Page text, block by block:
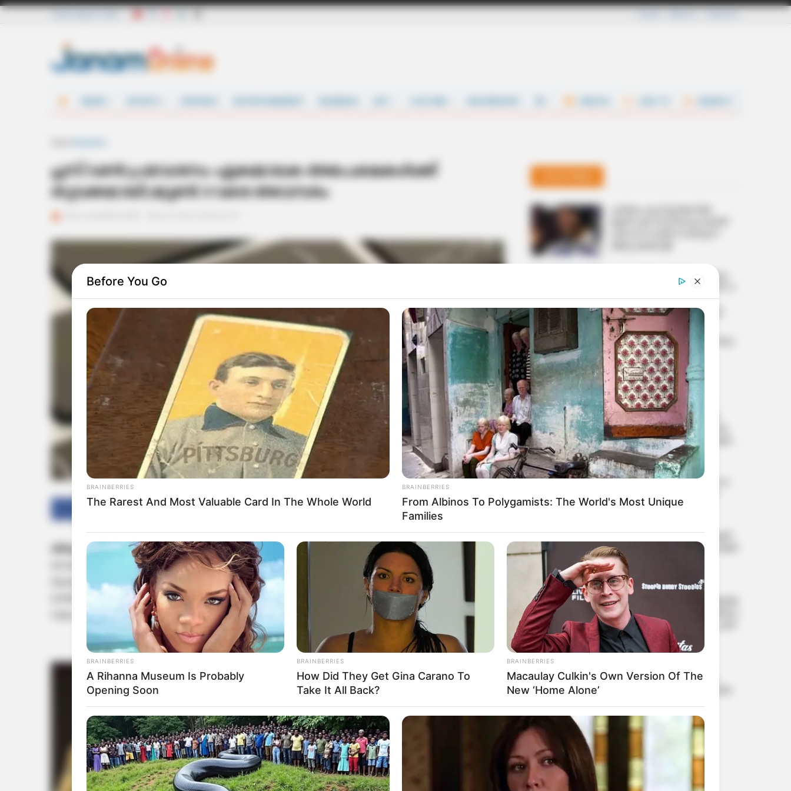
പ്ലസ് വണ്‍ പ്രവേശനം: ഏകജാലക അപേക്ഷകള്‍ക്ക്
തുടക്കമായി; ജൂണ്‍ 3 വരെ അവസരം
Facebook Twitter WhatsApp Telegram
തിരുവനന്തപുരം:കേരളത്തിലെ സര്‍ക്കാര്‍, എയ്ഡഡ് സ്‌കൂളുകളിലെ പ്ലസ് വണ്‍ (ഹയര്‍
സെക്കന്‍ഡറി) ഒന്നാം വര്‍ഷ പ്രവേശനത്തിനുള്ള അഡ്മിഷന്‍ നടപടികള്‍ക്ക് ഔദ്യോഗികമായി
തുടക്കമായി. പൊതുവിദ്യാഭ്യാസ വകുപ്പിന്റെ അഡ്മിഷന്‍ ഗേറ്റ്വേയായ ‘എച്ച്.എസ്.സി.എ.പി’ (HSCAP)
ഓണ്‍ലൈന്‍ പോര്‍ട്ടല്‍ വഴിയാണ് അപേക്ഷകള്‍ സ്വീകരിക്കുന്നത്. യോഗ്യരായ വിദ്യാര്‍ത്ഥികള്‍ക്ക്
വരും ദിവസങ്ങളില്‍ ഓണ്‍ലൈനായി അപേക്ഷകള്‍ നല്‍കാം.
3,000 കിലോമീറ്ററിലപ്പുറവും
കൃത്യമായി ലക്ഷ്യം; അഗ്‌നി-4
ബാലിസ്റ്റിക് മിസൈല്‍
വിജയകരമായി പരീക്ഷിച്ച്
ഇന്ത്യ
പശ്ചിമേഷ്യയിലെ സാഹചര്യം
ചര്‍ച്ച ചെയ്ത് മോദി-
നെതന്യാഹു ഫോണ്‍
സംഭാഷണം; ഇന്ത്യ-
ഇസ്രായേല്‍ ബന്ധം കൂടുതല്‍
ശക്തമാക്കാന്‍ ധാരണ
യു.എ.ഇ.യില്‍ നിന്നെന്ന
വ്യാജേന പാകിസ്താനില്‍
നിന്ന് ഈന്തപ്പഴം കടത്താന്‍
ശ്രമം; ?3 കോടിയുടെ ചരക്ക്
ഡി.ആര്‍.ഐ പിടികൂടി
രാജ്യത്ത് ബയോഗ്യാസ്
വിപ്ലവത്തിന് തുടക്കം; 23,731
കോടിയുടെ ‘ഗോവര്‍ധന്‍’
പദ്ധതിക്ക് കേന്ദ്ര
വിദ്യാഭ്യാസ സ്ഥാപനങ്ങള്‍ക്ക്
നാളെ അവധി, പരീക്ഷകള്‍ക്ക്
മാറ്റമില്ല
പൂജപ്പുര സെന്‍ട്രല്‍ ജയിലില്‍
അക്രമം; ജയില്‍ സൂപ്രണ്ടിനെ
മര്‍ദിച്ച് ലഹരി കേസിലെ പ്രതി
കടിഞ്ഞാണിട്ട് കേന്ദ്രം; AI
ഉള്ളടക്കം 3 മണിക്കൂറിനകം
നീക്കണം
Before You Go
BRAINBERRIES
The Rarest And Most Valuable Card In The Whole World
BRAINBERRIES
From Albinos To Polygamists: The World's Most Unique
Families
BRAINBERRIES
A Rihanna Museum Is Probably
Opening Soon
BRAINBERRIES
How Did They Get Gina Carano To
Take It All Back?
BRAINBERRIES
Macaulay Culkin's Own Version Of The
New ‘Home Alone’